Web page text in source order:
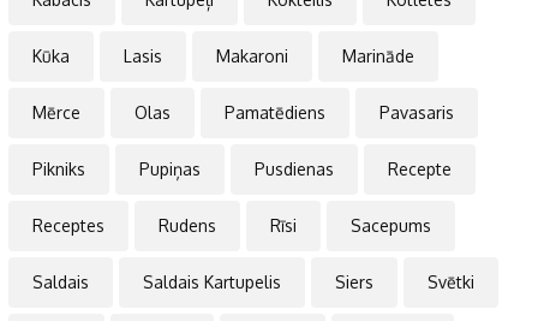
Kūka Lasis Makaroni Marināde
Mērce Olas Pamatēdiens Pavasaris
Pikniks Pupiņas Pusdienas Recepte
Receptes Rudens Rīsi Sacepums
Saldais Saldais Kartupelis Siers Svētki